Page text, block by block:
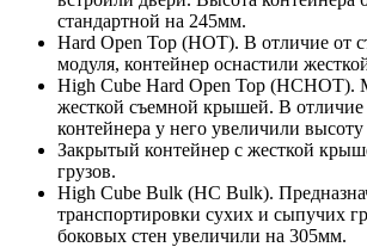
стандартной на 245мм.
Hard Open Top (HOT). В отличие от
модуля, контейнер оснастили
High Cube Hard Open Top (HCHOT).
жесткой съемной крышей. В отличие
контейнера у него увеличили
Закрытый контейнер с жесткой
грузов.
High Cube Bulk (HC Bulk).
транспортировки сухих и сыпучих
боковых стен увеличили на 305мм.